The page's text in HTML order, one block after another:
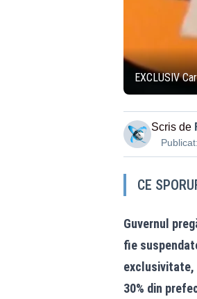
EXCLUSIV
Scris de
Publicat:
CE
Guvernul
fie
exclusivitate,
30% din